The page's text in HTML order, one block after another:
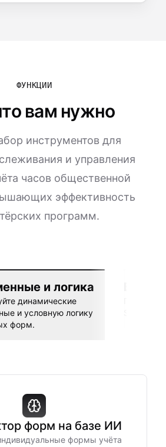
ФУНКЦИИ
вам нужно
инструментов для
и управления
часов общественной
эффективность
программ.
и логика
динамические
и условную логику
форм.
форм на базе ИИ
формы учёта